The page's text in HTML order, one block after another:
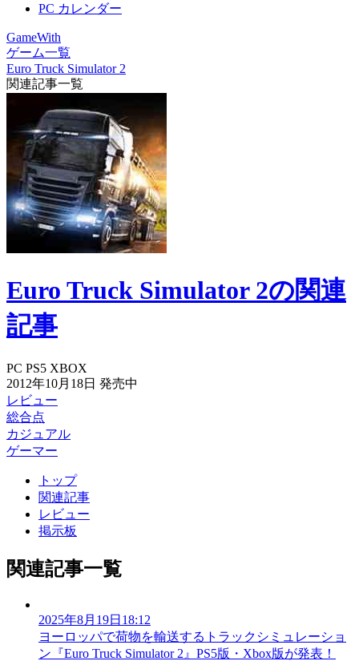
PC カレンダー
GameWith
ゲーム一覧
Euro Truck Simulator 2
関連記事一覧
Euro Truck Simulator 2の関連
記事
PC PS5 XBOX
2012年10月18日 発売中
レビュー
総合点
カジュアル
ゲーマー
トップ
関連記事
レビュー
掲示板
関連記事一覧
2025年8月19日18:12
ヨーロッパで荷物を輸送するトラックシミュレーショ
ン『Euro Truck Simulator 2』PS5版・Xbox版が発表！